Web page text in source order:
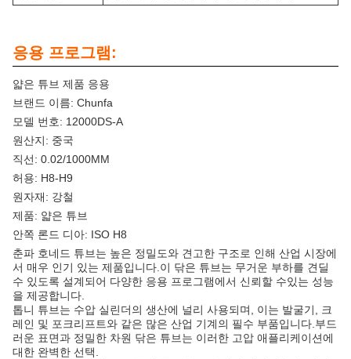
응용 프로그램:
얇은 튜브 제품 응용
브랜드 이름: Chunfa
모델 번호: 12000DS-A
원산지: 중국
직선: 0.02/1000MM
허용: H8-H9
원자재: 강철
제품: 얇은 튜브
안쪽 론드 디아: ISO H8
춘파 호네드 튜브는 높은 정밀도와 견고한 구조로 인해 산업 시장에
서 매우 인기 있는 제품입니다.이 닦은 튜브는 무거운 부하를 견딜
수 있도록 설계되어 다양한 응용 프로그램에서 신뢰할 수있는 성능
을 제공합니다.
톱니 튜브는 수압 실린더의 생산에 널리 사용되며, 이는 발굴기, 크
레인 및 포크리프트와 같은 많은 산업 기계의 필수 부품입니다.부드
러운 표면과 정밀한 차원 닦은 튜브는 이러한 고압 애플리케이션에
대한 완벽한 선택.